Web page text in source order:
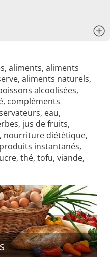
aliments, aliments
aliments naturels,
alcoolisées,
compléments
eau,
jus de fruits,
nourriture diététique,
instantanés,
thé, tofu, viande,